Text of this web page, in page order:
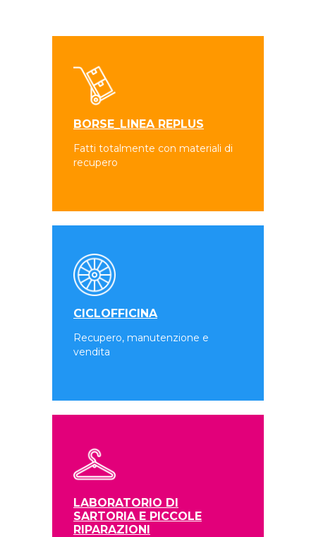
BORSE_LINEA REPLUS
Fatti totalmente con materiali di
recupero
CICLOFFICINA
Recupero, manutenzione e
vendita
LABORATORIO DI
SARTORIA E PICCOLE
RIPARAZIONI